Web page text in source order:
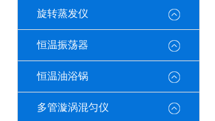
旋转蒸发仪
恒温振荡器
恒温油浴锅
多管漩涡混匀仪